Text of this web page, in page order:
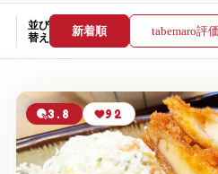
並び
替え
新着順 tabemaro評
3.8 92